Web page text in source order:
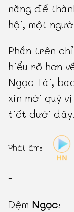
năng để
hội, một
Phần trên
hiểu rõ hơn
Ngọc Tài,
xin mời quý
tiết dưới đây.
Phát âm:
-
Đệm Ngọc: